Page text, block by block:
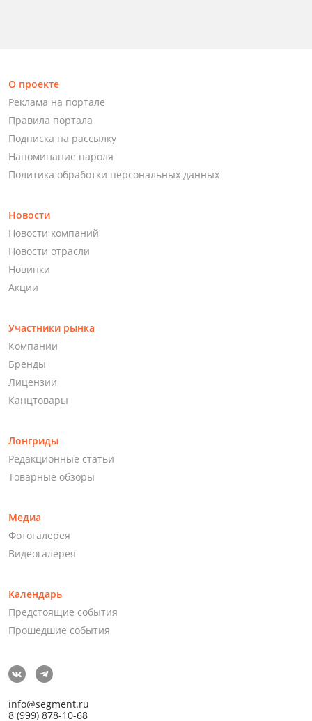
О проекте
Реклама на портале
Правила портала
Подписка на рассылку
Напоминание пароля
Политика обработки персональных данных
Новости
Новости компаний
Новости отрасли
Новинки
Акции
Участники рынка
Компании
Бренды
Лицензии
Канцтовары
Лонгриды
Редакционные статьи
Товарные обзоры
Медиа
Фотогалерея
Видеогалерея
Календарь
Предстоящие события
Прошедшие события
info@segment.ru
8 (999) 878-10-68